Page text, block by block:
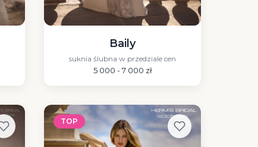
Baily
suknia ślubna w przedziale cen
5 000 - 7 000 zł
TOP